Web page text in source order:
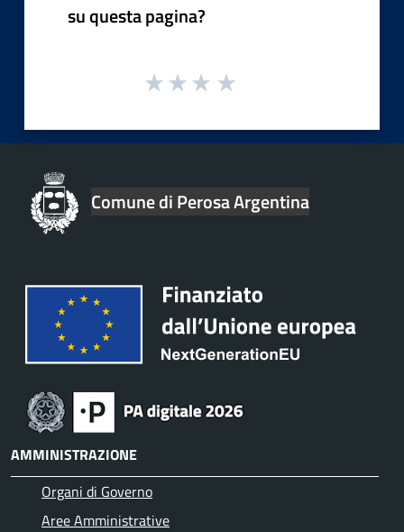
su questa pagina?
Comune di Perosa Argentina
AMMINISTRAZIONE
Organi di Governo
Aree Amministrative